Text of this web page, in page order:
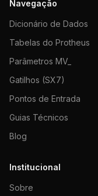
Navegação
Dicionário de Dados
Tabelas do Protheus
Parâmetros MV_
Gatilhos (SX7)
Pontos de Entrada
Guias Técnicos
Blog
Institucional
Sobre